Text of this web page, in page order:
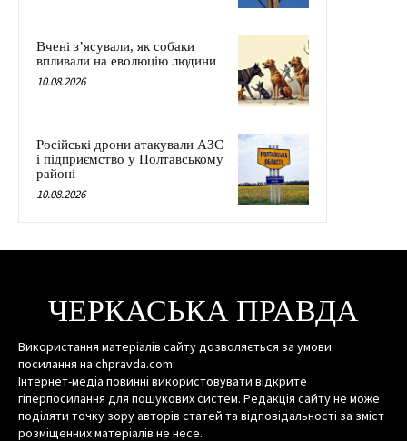
Вчені з’ясували, як собаки
впливали на еволюцію людини
10.08.2026
Російські дрони атакували АЗС
і підприємство у Полтавському
районі
10.08.2026
ЧЕРКАСЬКА ПРАВДА
Використання матеріалів сайту дозволяється за умови
посилання на chpravda.com
Інтернет-медіа повинні використовувати відкрите
гіперпосилання для пошукових систем. Редакція сайту не може
поділяти точку зору авторів статей та відповідальності за зміст
розміщенних матеріалів не несе.